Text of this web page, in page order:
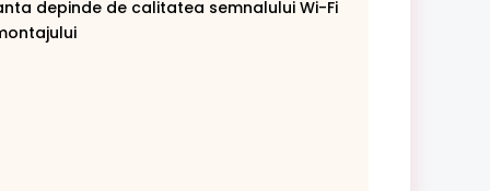
depinde de calitatea semnalului Wi-Fi